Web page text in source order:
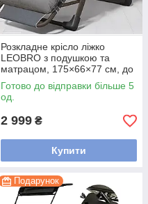
Розкладне крісло ліжко
LEOBRO з подушкою та
матрацом, 175×66×77 см, до
150 кг, Темно-сірий
Готово до відправки більше 5
од.
2 999 ₴
Купити
Подарунок